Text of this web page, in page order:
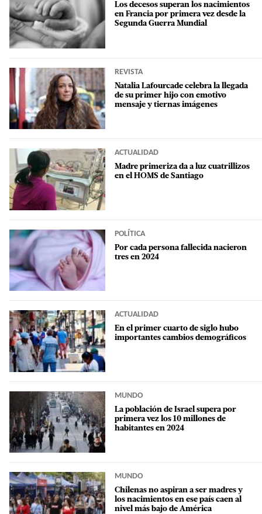
Los decesos superan los nacimientos
en Francia por primera vez desde la
Segunda Guerra Mundial
REVISTA
Natalia Lafourcade celebra la llegada
de su primer hijo con emotivo
mensaje y tiernas imágenes
ACTUALIDAD
Madre primeriza da a luz cuatrillizos
en el HOMS de Santiago
POLÍTICA
Por cada persona fallecida nacieron
tres en 2024
ACTUALIDAD
En el primer cuarto de siglo hubo
importantes cambios demográficos
MUNDO
La población de Israel supera por
primera vez los 10 millones de
habitantes en 2024
MUNDO
Chilenas no aspiran a ser madres y
los nacimientos en ese país caen al
nivel más bajo de América